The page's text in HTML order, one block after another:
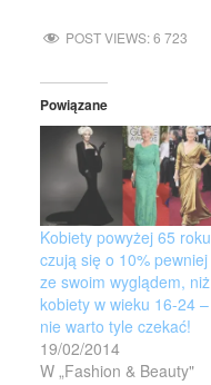
POST VIEWS:6 723
Powiązane
Kobiety powyżej 65 roku
czują się o 10% pewniej
ze swoim wyglądem, niż
kobiety w wieku 16-24 –
nie warto tyle czekać!
19/02/2014
W „Fashion & Beauty"